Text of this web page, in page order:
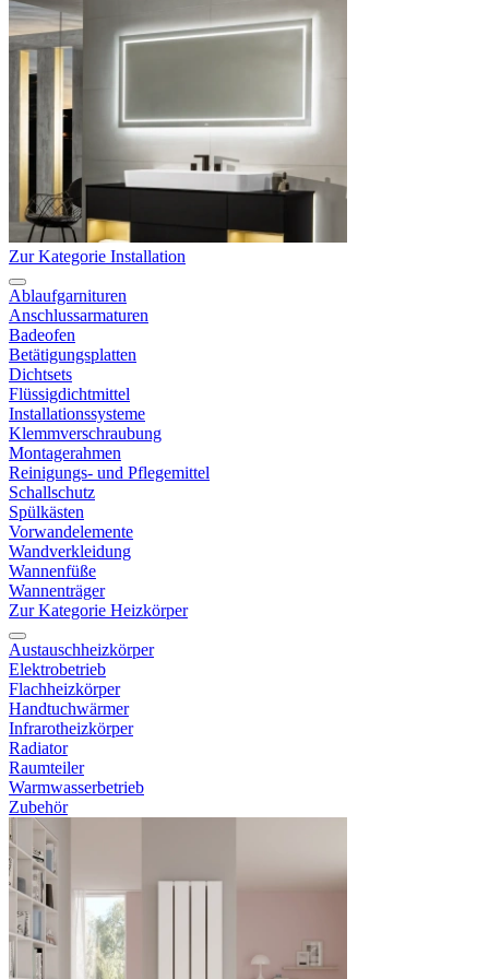
Zur Kategorie Installation
Ablaufgarnituren
Anschlussarmaturen
Badeofen
Betätigungsplatten
Dichtsets
Flüssigdichtmittel
Installationssysteme
Klemmverschraubung
Montagerahmen
Reinigungs- und Pflegemittel
Schallschutz
Spülkästen
Vorwandelemente
Wandverkleidung
Wannenfüße
Wannenträger
Zur Kategorie Heizkörper
Austauschheizkörper
Elektrobetrieb
Flachheizkörper
Handtuchwärmer
Infrarotheizkörper
Radiator
Raumteiler
Warmwasserbetrieb
Zubehör